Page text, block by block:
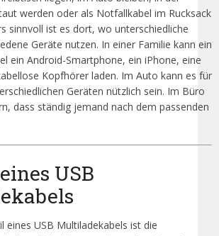
werden oder als Notfallkabel im Rucksack
sinnvoll ist es dort, wo unterschiedliche
Geräte nutzen. In einer Familie kann ein
ein Android-Smartphone, ein iPhone, eine
Kopfhörer laden. Im Auto kann es für
Geräten nützlich sein. Im Büro
dass ständig jemand nach dem passenden
USB
eines USB Multiladekabels ist die